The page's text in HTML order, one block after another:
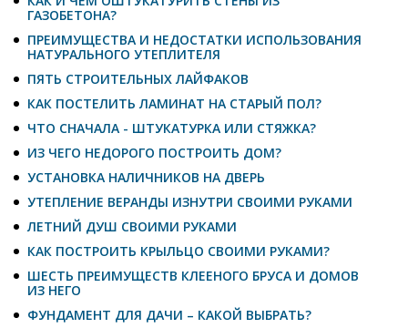
ГАЗОБЕТОНА?
ПРЕИМУЩЕСТВА И НЕДОСТАТКИ ИСПОЛЬЗОВАНИЯ
НАТУРАЛЬНОГО УТЕПЛИТЕЛЯ
ПЯТЬ СТРОИТЕЛЬНЫХ ЛАЙФАКОВ
КАК ПОСТЕЛИТЬ ЛАМИНАТ НА СТАРЫЙ ПОЛ?
ЧТО СНАЧАЛА - ШТУКАТУРКА ИЛИ СТЯЖКА?
ИЗ ЧЕГО НЕДОРОГО ПОСТРОИТЬ ДОМ?
УСТАНОВКА НАЛИЧНИКОВ НА ДВЕРЬ
УТЕПЛЕНИЕ ВЕРАНДЫ ИЗНУТРИ СВОИМИ РУКАМИ
ЛЕТНИЙ ДУШ СВОИМИ РУКАМИ
КАК ПОСТРОИТЬ КРЫЛЬЦО СВОИМИ РУКАМИ?
ШЕСТЬ ПРЕИМУЩЕСТВ КЛЕЕНОГО БРУСА И ДОМОВ
ИЗ НЕГО
ФУНДАМЕНТ ДЛЯ ДАЧИ – КАКОЙ ВЫБРАТЬ?